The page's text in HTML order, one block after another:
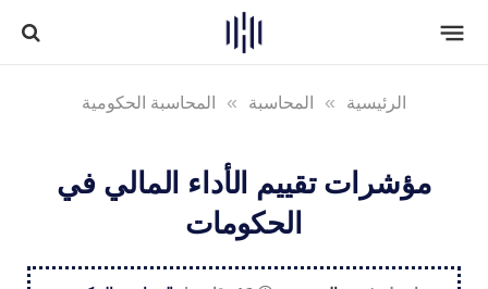
الرئيسية » المحاسبة » المحاسبة الحكومية
مؤشرات تقييم الأداء المالي في
الحكومات